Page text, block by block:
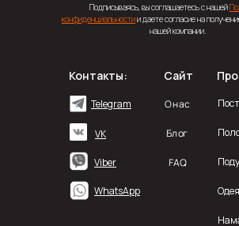
Подписываясь, вы соглашаетесь с нашей
конфиденциальностии даете согласие на
нашей компании.
Сайт
Блог
FAQ
Контакты:
Telegram
WhatsApp
VK
Viber
О нас